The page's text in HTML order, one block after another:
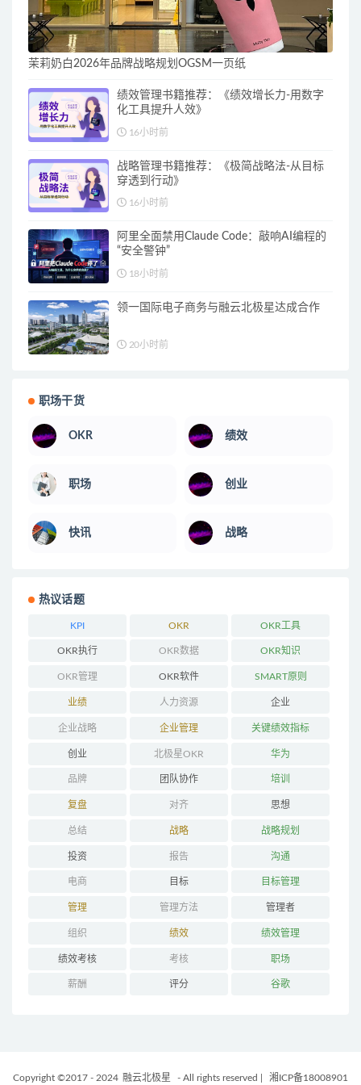
茉莉奶白2026年品牌战略规划OGSM一页纸
绩效管理书籍推荐：《绩效增长力-用数字
化工具提升人效》
16小时前
战略管理书籍推荐：《极简战略法-从目标
穿透到行动》
16小时前
阿里全面禁用Claude Code：敲响AI编程的
“安全警钟”
18小时前
领一国际电子商务与融云北极星达成合作
20小时前
职场干货
OKR 绩效
职场 创业
快讯 战略
热议话题
KPI OKR OKR工具
OKR执行 OKR数据 OKR知识
OKR管理 OKR软件 SMART原则
业绩 人力资源 企业
企业战略 企业管理 关键绩效指标
创业 北极星OKR 华为
品牌 团队协作 培训
复盘 对齐 思想
总结 战略 战略规划
投资 报告 沟通
电商 目标 目标管理
管理 管理方法 管理者
组织 绩效 绩效管理
绩效考核 考核 职场
薪酬 评分 谷歌
Copyright ©2017 - 2024 融云北极星 - All rights reserved 湘ICP备18008901